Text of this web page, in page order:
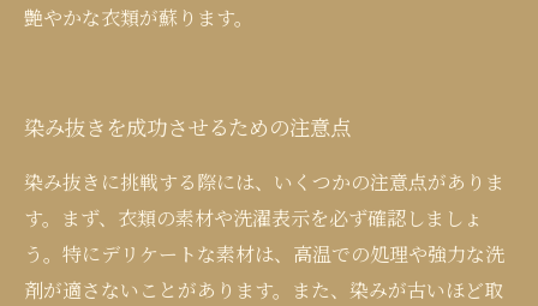
艶やかな衣類が蘇ります。
染み抜きを成功させるための注意点
染み抜きに挑戦する際には、いくつかの注意点がありま
す。まず、衣類の素材や洗濯表示を必ず確認しましょ
う。特にデリケートな素材は、高温での処理や強力な洗
剤が適さないことがあります。また、染みが古いほど取